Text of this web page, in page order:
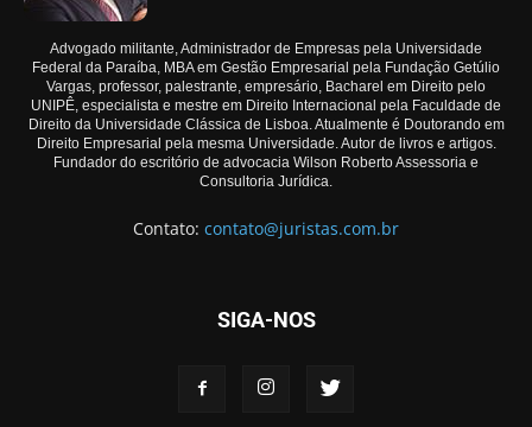
Advogado militante, Administrador de Empresas pela Universidade
Federal da Paraíba, MBA em Gestão Empresarial pela Fundação Getúlio
Vargas, professor, palestrante, empresário, Bacharel em Direito pelo
UNIPÊ, especialista e mestre em Direito Internacional pela Faculdade de
Direito da Universidade Clássica de Lisboa. Atualmente é Doutorando em
Direito Empresarial pela mesma Universidade. Autor de livros e artigos.
Fundador do escritório de advocacia Wilson Roberto Assessoria e
Consultoria Jurídica.
Contato: contato@juristas.com.br
SIGA-NOS